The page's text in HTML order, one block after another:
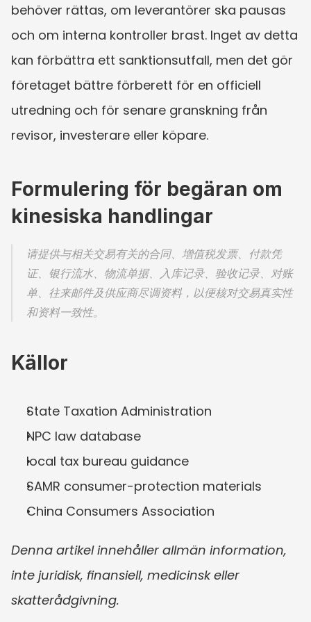
behöver rättas, om leverantörer ska pausas
och om interna kontroller brast. Inget av detta
kan förbättra ett sanktionsutfall, men det gör
företaget bättre förberett för en officiell
utredning och för senare granskning från
revisor, investerare eller köpare.
Formulering för begäran om
kinesiska handlingar
请提供与相关交易有关的合同、增值税发票、付款凭
证、银行流水、物流单据、入库记录、验收记录、对账
单、往来邮件及供应商尽调资料，以便核对交易真实性
和资料一致性。
Källor
State Taxation Administration
NPC law database
local tax bureau guidance
SAMR consumer-protection materials
China Consumers Association
Denna artikel innehåller allmän information,
inte juridisk, finansiell, medicinsk eller
skatterådgivning.